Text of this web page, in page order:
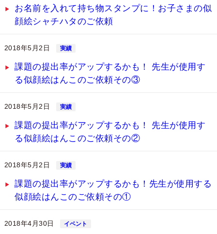
お名前を入れて持ち物スタンプに！お子さまの似
顔絵シャチハタのご依頼
2018年5月2日 実績
課題の提出率がアップするかも！ 先生が使用す
る似顔絵はんこのご依頼その③
2018年5月2日 実績
課題の提出率がアップするかも！ 先生が使用す
る似顔絵はんこのご依頼その②
2018年5月2日 実績
課題の提出率がアップするかも！先生が使用する
似顔絵はんこのご依頼その①
2018年4月30日 イベント